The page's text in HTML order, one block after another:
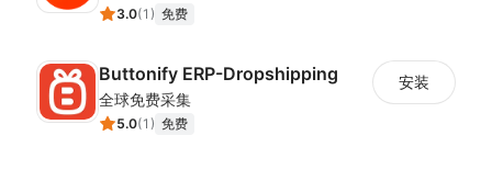
3.0(1 ) 免费
Buttonify ERP-Dropshipping
全球免费采集
5.0(1 ) 免费
安装